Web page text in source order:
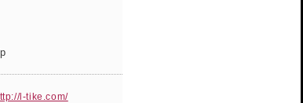
l-tike.com/